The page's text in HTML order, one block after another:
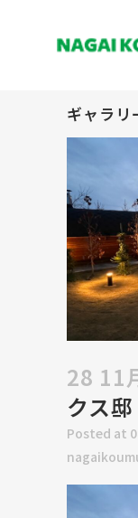
ギャラリ
28 11
クス邸
Posted at